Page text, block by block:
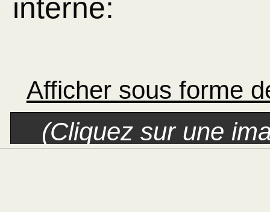
interne:
Afficher sous forme
(Cliquez sur une